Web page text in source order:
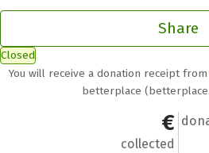
Share
Closed
You will receive a donation receipt from
betterplace
collected
65